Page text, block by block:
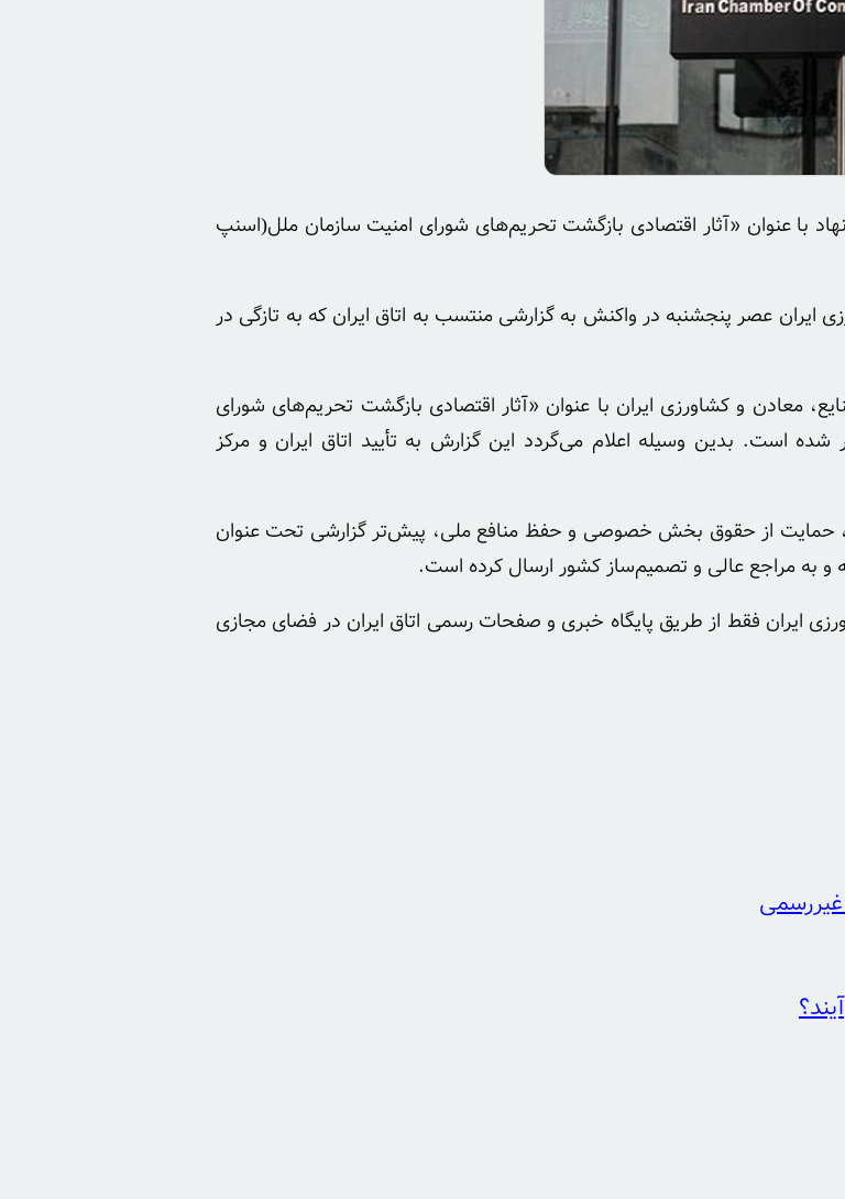
با عنوان «آثار اقتصادی بازگشت تحریم‌های شورای امنیت سازمان ملل(اسنپ
ایران عصر پنجشنبه در واکنش به گزارشی منتسب به اتاق ایران که به تازگی در
معادن و کشاورزی ایران با عنوان «آثار اقتصادی بازگشت تحریم‌های شورای
است. بدین وسیله اعلام می‌گردد این گزارش به تأیید اتاق ایران و مرکز
حمایت از حقوق بخش خصوصی و حفظ منافع ملی، پیش‌تر گزارشی تحت عنوان
و به مراجع عالی و تصمیم‌ساز کشور ارسال کرده است.
ایران فقط از طریق پایگاه خبری و صفحات رسمی اتاق ایران در فضای مجازی